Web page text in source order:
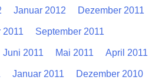
Januar 2012 Dezember 2011
2011 September 2011
Juni 2011 Mai 2011 April 2011
Januar 2011 Dezember 2010